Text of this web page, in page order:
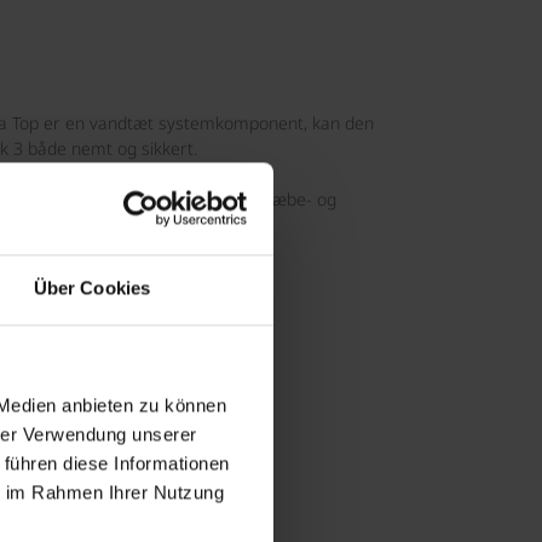
Über Cookies
anbieten zu können
Verwendung unserer
diese Informationen
Rahmen Ihrer Nutzung
Top er en vandtæt systemkomponent, kan den
3 både nemt og sikkert.
siddebænken med wedi 610 klæbe- og